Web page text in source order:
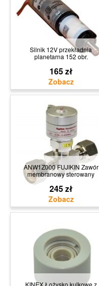
Silnik 12V przekładnia
planetarna 152 obr.
165 zł
ANW1Z000 FUJIKIN Zawór
membranowy sterowany
245 zł
KINEX Łożysko kulkowe z